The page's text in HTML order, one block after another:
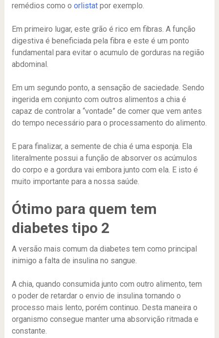
remédios como o orlistatpor exemplo.
Em primeiro lugar, este grão é rico em fibras. A função
digestiva é beneficiada pela fibra e este é um ponto
fundamental para evitar o acumulo de gorduras na região
abdominal.
Em um segundo ponto, a sensação de saciedade. Sendo
ingerida em conjunto com outros alimentos a chia é
capaz de controlar a “vontade” de comer que vem antes
do tempo necessário para o processamento do alimento.
E para finalizar, a semente de chia é uma esponja. Ela
literalmente possui a função de absorver os acúmulos
do corpo e a gordura vai embora junto com ela. E isto é
muito importante para a nossa saúde.
Ótimo para quem tem
diabetes tipo 2
A versão mais comum da diabetes tem como principal
inimigo a falta de insulina no sangue.
A chia, quando consumida junto com outro alimento, tem
o poder de retardar o envio de insulina tornando o
processo mais lento, porém continuo. Desta maneira o
organismo consegue manter uma absorvição ritmada e
constante.